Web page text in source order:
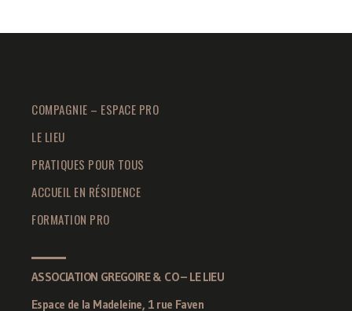
COMPAGNIE – ESPACE PRO
LE LIEU
PRATIQUES POUR TOUS
ACCUEIL EN RÉSIDENCE
FORMATION PRO
ASSOCIATION GREGOIRE & CO – LE LIEU
Espace de la Madeleine, 1 rue Faven